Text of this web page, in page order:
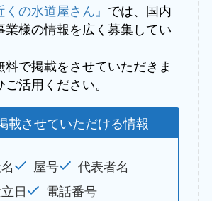
くの水道屋さん』 では、国内
業様の情報を広く募集してい
で掲載をさせていただきま
活用ください。
載させていただける情報
屋号
代表者名
日
電話番号